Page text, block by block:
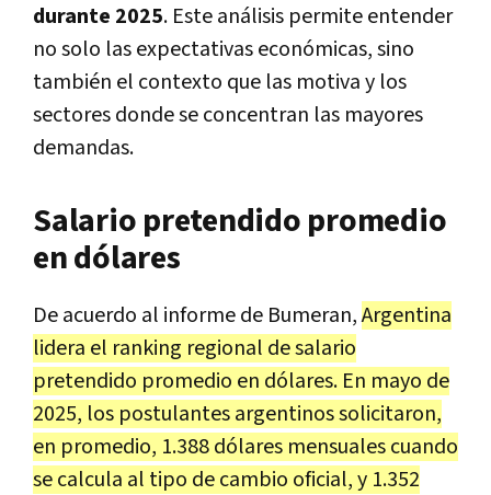
durante 2025. Este análisis permite entender
no solo las expectativas económicas, sino
también el contexto que las motiva y los
sectores donde se concentran las mayores
demandas.
Salario pretendido promedio
en dólares
De acuerdo al informe de Bumeran,Argentina
lidera el ranking regional de salario
pretendido promedio en dólares. En mayo de
2025, los postulantes argentinos solicitaron,
en promedio, 1.388 dólares mensuales cuando
se calcula al tipo de cambio oficial, y 1.352